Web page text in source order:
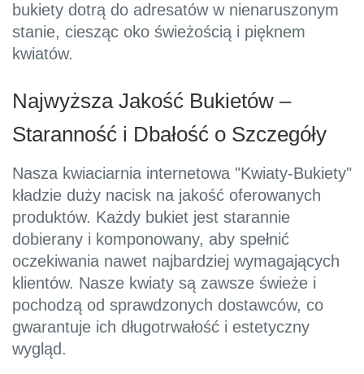
bukiety dotrą do adresatów w nienaruszonym
stanie, ciesząc oko świeżością i pięknem
kwiatów.
Najwyższa Jakość Bukietów –
Staranność i Dbałość o Szczegóły
Nasza kwiaciarnia internetowa "Kwiaty-Bukiety"
kładzie duży nacisk na jakość oferowanych
produktów. Każdy bukiet jest starannie
dobierany i komponowany, aby spełnić
oczekiwania nawet najbardziej wymagających
klientów. Nasze kwiaty są zawsze świeże i
pochodzą od sprawdzonych dostawców, co
gwarantuje ich długotrwałość i estetyczny
wygląd.